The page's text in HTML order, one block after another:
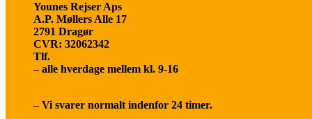
Younes Rejser Aps
A.P. Møllers Alle 17
2791 Dragør
CVR: 32062342
Tlf.
– alle hverdage mellem kl. 9-16
– Vi svarer normalt indenfor 24 timer.